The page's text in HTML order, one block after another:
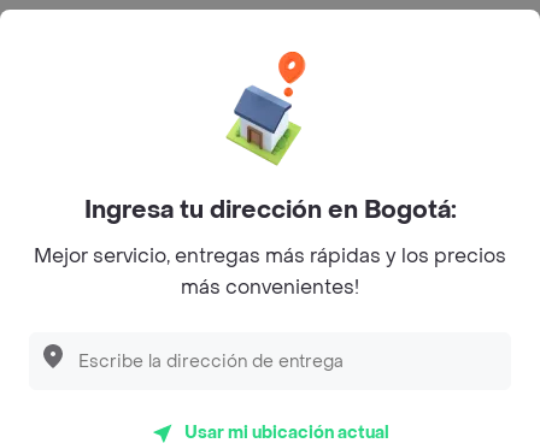
Descubre las PROMOCIONES que tenemos
Facebook
Twitter
Instagram
©2026Rappi Inc. All rights reserved.
Ingresa tu dirección en Bogotá:
Mejor servicio, entregas más rápidas y los precios
más convenientes!
Usar mi ubicación actual